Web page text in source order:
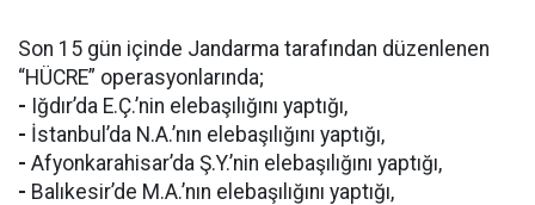
Son 15 gün içinde Jandarma tarafından düzenlenen
“HÜCRE” operasyonlarında;
- Iğdır’da E.Ç.’nin elebaşılığını yaptığı,
- İstanbul’da N.A.’nın elebaşılığını yaptığı,
- Afyonkarahisar’da Ş.Y.’nin elebaşılığını yaptığı,
- Balıkesir’de M.A.’nın elebaşılığını yaptığı,